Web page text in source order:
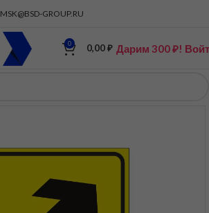
MSK@BSD-GROUP.RU
0 0,00₽ Дарим 300 ₽!